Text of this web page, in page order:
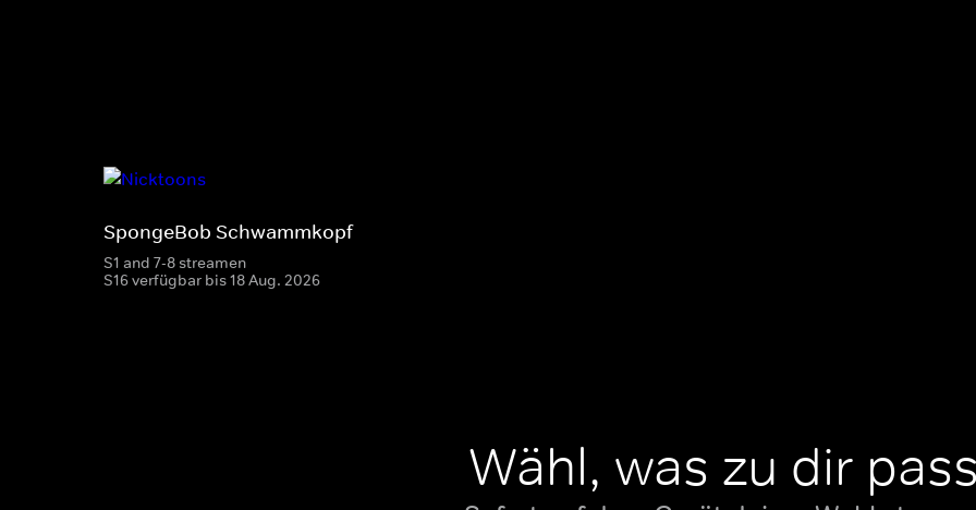
SpongeBob Schwammkopf
S1 and 7-8 streamen
S16 verfügbar bis 18 Aug. 2026
Wähl, was zu dir